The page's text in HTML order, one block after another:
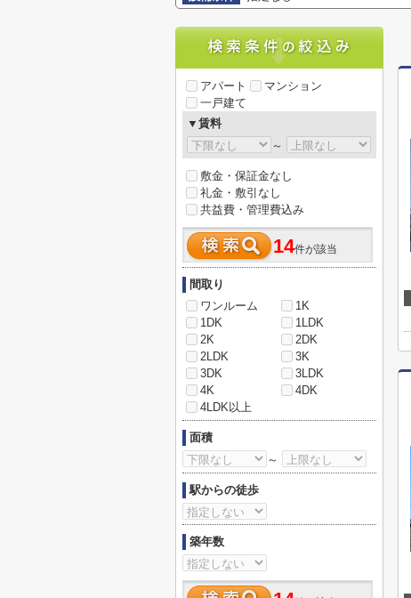
アパート
マンション
一戸建て
▼賃料
～
敷金・保証金なし
礼金・敷引なし
共益費・管理費込み
14件が該当
間取り
ワンルーム
1K
1DK
1LDK
2K
2DK
2LDK
3K
3DK
3LDK
4K
4DK
4LDK以上
面積
～
駅からの徒歩
築年数